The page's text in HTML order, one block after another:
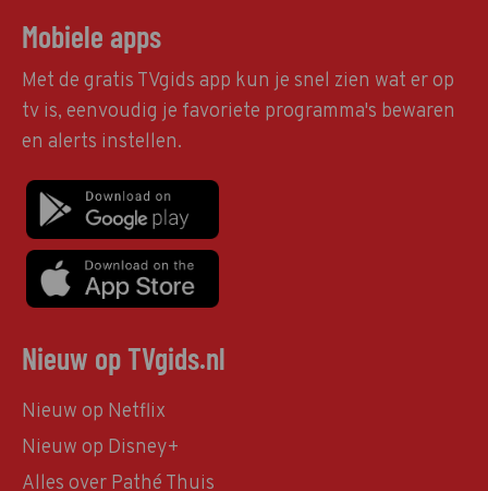
Mobiele apps
Met de gratis TVgids app kun je snel zien wat er op
tv is, eenvoudig je favoriete programma's bewaren
en alerts instellen.
Nieuw op TVgids.nl
Nieuw op Netflix
Nieuw op Disney+
Alles over Pathé Thuis